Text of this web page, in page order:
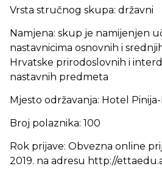
Vrsta stručnog skupa: državni
Namjena: skup je namijenjen
nastavnicima osnovnih i
Hrvatske prirodoslovnih i
nastavnih predmeta
Mjesto održavanja: Hotel
Broj polaznika: 100
Rok prijave: Obvezna online
2019. na adresu http://